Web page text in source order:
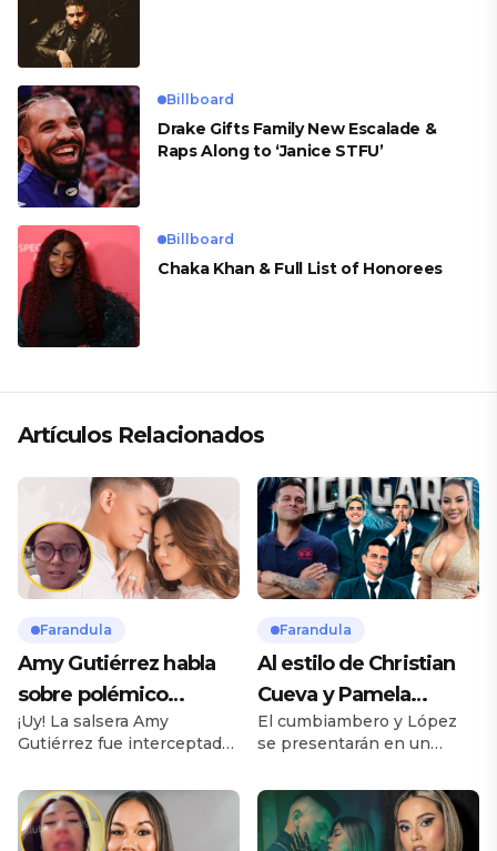
Billboard
Drake Gifts Family New Escalade &
Raps Along to ‘Janice STFU’
Billboard
Chaka Khan & Full List of Honorees
Artículos Relacionados
Farandula
Amy Gutiérrez habla
sobre polémico
romance con pareja
de su ex bailarina
¡Uy! La salsera Amy
Gutiérrez fue interceptada
fuego” y respondió a las
inquietudes. Te puede
interesar Dayanita sufre
Farandula
Al estilo de Christian
Cueva y Pamela
Franco, Pamela López
y Christian Domínguez
animarán show del
Garcilaso
El cumbiambero y López
se presentarán en un
deportivo, tal cual lo hizo
Pamela Franco para el
equipo de Christian Cueva,